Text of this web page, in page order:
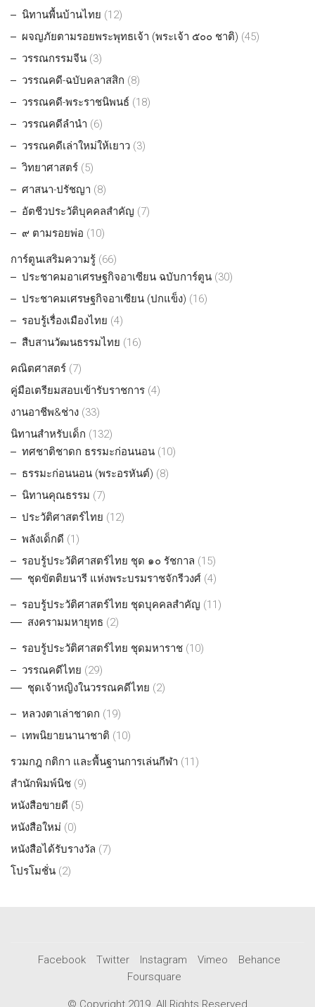
นิทานพื้นบ้านไทย (12)
ผจญภัยตามรอยพระพุทธเจ้า (พระเจ้า ๕๐๐ ชาติ) (45)
วรรณกรรมจีน (3)
วรรณคดี-ฉบับคลาสสิก (8)
วรรณคดี-พระราชนิพนธ์ (18)
วรรณคดีลำนำ (6)
วรรณคดีเล่าใหม่ให้เยาว (3)
วิทยาศาสตร์ (5)
ศาสนา-ปรัชญา (8)
อัตชีวประวัติบุคคลสำคัญ (7)
๙ ตามรอยพ่อ (10)
การ์ตูนเสริมความรู้ (66)
ประชาคมอาเศรษฐกิจอาเซียน ฉบับการ์ตูน (30)
ประชาคมเศรษฐกิจอาเซียน (ปกแข็ง) (16)
รอบรู้เรื่องเมืองไทย (4)
สืบสานวัฒนธรรมไทย (16)
คณิตศาสตร์ (7)
คู่มือเตรียมสอบเข้ารับราชการ (4)
งานอาชีพ&ช่าง (33)
นิทานสำหรับเด็ก (132)
ทศชาติชาดก ธรรมะก่อนนอน (10)
ธรรมะก่อนนอน (พระอรหันต์) (8)
นิทานคุณธรรม (7)
ประวัติศาสตร์ไทย (12)
พลังเด็กดี (1)
รอบรู้ประวัติศาสตร์ไทย ชุด ๑๐ รัชกาล (15)
ชุดขัตติยนารี แห่งพระบรมราชจักรีวงศ์ (4)
รอบรู้ประวัติศาสตร์ไทย ชุดบุคคลสำคัญ (11)
สงครามมหายุทธ (2)
รอบรู้ประวัติศาสตร์ไทย ชุดมหาราช (10)
วรรณคดีไทย (29)
ชุดเจ้าหญิงในวรรณคดีไทย (2)
หลวงตาเล่าชาดก (19)
เทพนิยายนานาชาติ (10)
รวมกฎ กติกา และพื้นฐานการเล่นกีฬา (11)
สำนักพิมพ์นิช (9)
หนังสือขายดี (5)
หนังสือใหม่ (0)
หนังสือได้รับรางวัล (7)
โปรโมชั่น (2)
Facebook Twitter Instagram Vimeo
Behance
Foursquare
© Copyright 2019. All Rights Reserved